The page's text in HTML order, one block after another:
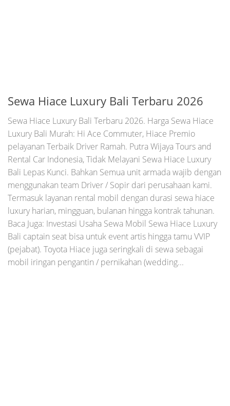
Sewa Hiace Luxury Bali Terbaru 2026
Sewa Hiace Luxury Bali Terbaru 2026. Harga Sewa Hiace
Luxury Bali Murah: Hi Ace Commuter, Hiace Premio
pelayanan Terbaik Driver Ramah. Putra Wijaya Tours and
Rental Car Indonesia, Tidak Melayani Sewa Hiace Luxury
Bali Lepas Kunci. Bahkan Semua unit armada wajib dengan
menggunakan team Driver / Sopir dari perusahaan kami.
Termasuk layanan rental mobil dengan durasi sewa hiace
luxury harian, mingguan, bulanan hingga kontrak tahunan.
Baca Juga: Investasi Usaha Sewa Mobil Sewa Hiace Luxury
Bali captain seat bisa untuk event artis hingga tamu VVIP
(pejabat). Toyota Hiace juga seringkali di sewa sebagai
mobil iringan pengantin / pernikahan (wedding...